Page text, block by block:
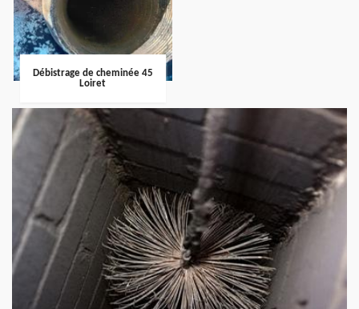
Débistrage de cheminée 45
Loiret